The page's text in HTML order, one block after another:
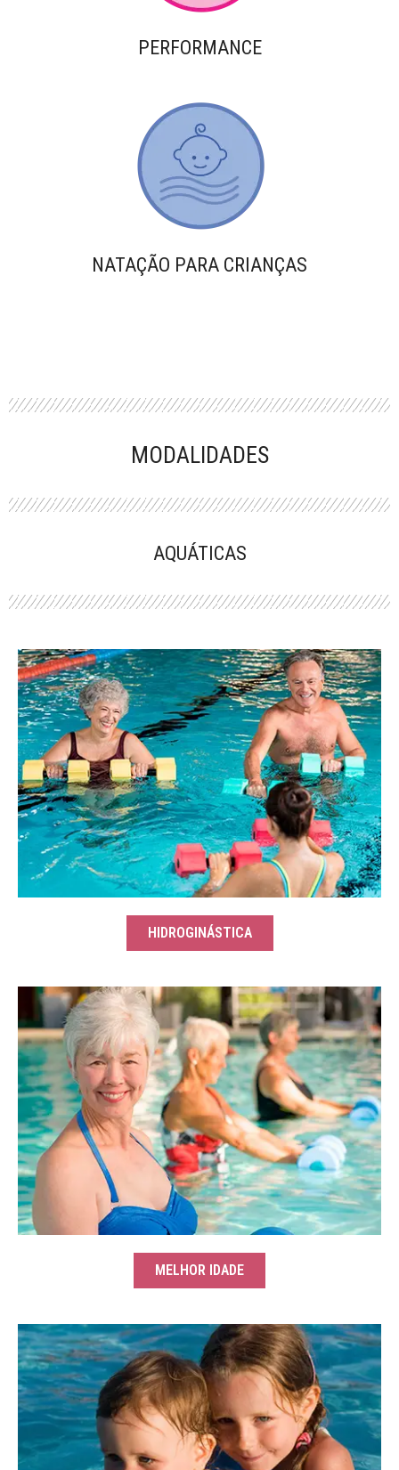
PERFORMANCE
NATAÇÃO PARA CRIANÇAS
MODALIDADES
AQUÁTICAS
HIDROGINÁSTICA
MELHOR IDADE